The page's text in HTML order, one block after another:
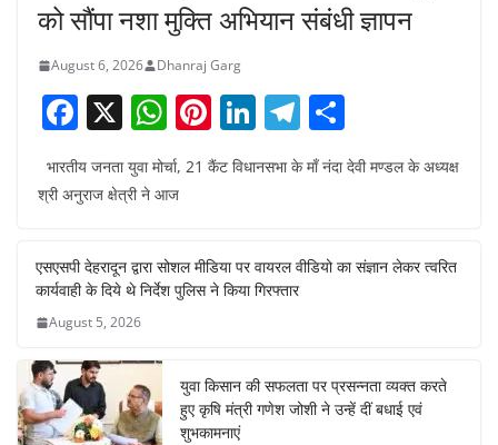
को सौंपा नशा मुक्ति अभियान संबंधी ज्ञापन
August 6, 2026 Dhanraj Garg
F
c
e
b
o
o
k
X W
h
at
A
p
Pi
nt
er
st
Li
k
dI
n
T
el
e
a
h
ar
भारतीय जनता युवा मोर्चा, 21 कैंट विधानसभा के माँ नंदा देवी मण्डल के अध्यक्ष
श्री अनुराज क्षेत्री ने आज
एसएसपी देहरादून द्वारा सोशल मीडिया पर वायरल वीडियो का संज्ञान लेकर त्वरित
कार्यवाही के दिये थे निर्देश पुलिस ने किया गिरफ्तार
August 5, 2026
युवा किसान की सफलता पर प्रसन्नता व्यक्त करते
हुए कृषि मंत्री गणेश जोशी ने उन्हें दीं बधाई एवं
शुभकामनाएं